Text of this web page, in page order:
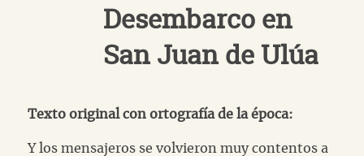
Desembarco en
San Juan de Ulúa
Texto original con ortografía de la época:
Y los mensajeros se volvieron muy contentos a